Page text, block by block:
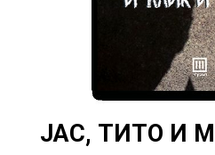
ЈАС, ТИТО И